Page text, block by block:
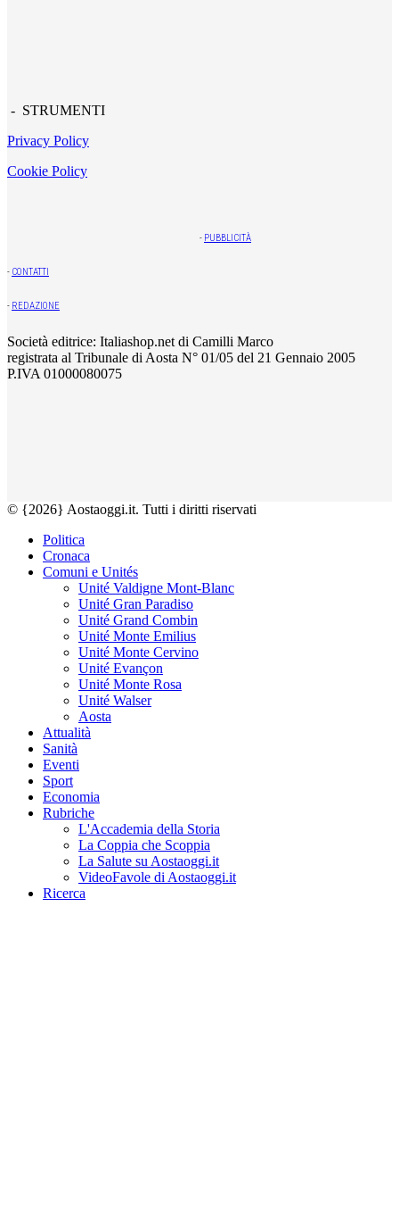
- STRUMENTI
Privacy Policy
Cookie Policy
- PUBBLICITÀ
- CONTATTI
- REDAZIONE
Società editrice: Italiashop.net di Camilli Marco
registrata al Tribunale di Aosta N° 01/05 del 21 Gennaio 2005
P.IVA 01000080075
© {2026} Aostaoggi.it. Tutti i diritti riservati
Politica
Cronaca
Comuni e Unités
Unité Valdigne Mont-Blanc
Unité Gran Paradiso
Unité Grand Combin
Unité Monte Emilius
Unité Monte Cervino
Unité Evançon
Unité Monte Rosa
Unité Walser
Aosta
Attualità
Sanità
Eventi
Sport
Economia
Rubriche
L'Accademia della Storia
La Coppia che Scoppia
La Salute su Aostaoggi.it
VideoFavole di Aostaoggi.it
Ricerca